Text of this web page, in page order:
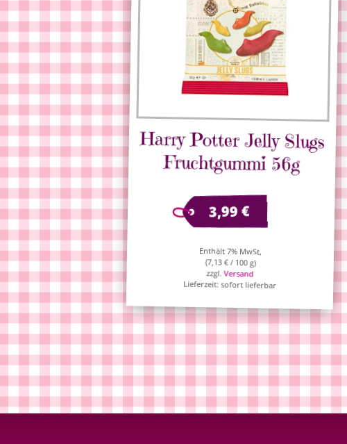
Harry Potter Jelly Slugs
Fruchtgummi 56g
3,99€
Enthält 7% MwSt.
(7,13€/ 100 g)
zzgl.Versand
Lieferzeit: sofort lieferbar